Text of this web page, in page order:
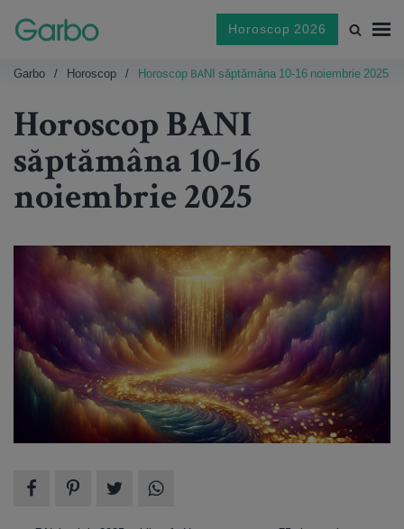
Horoscop 2026
Garbo Horoscop Horoscop BANI săptămâna 10-16 noiembrie 2025
Horoscop BANI
săptămâna 10-16
noiembrie 2025